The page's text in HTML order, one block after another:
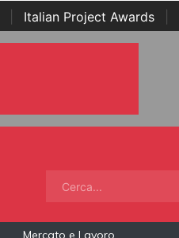
Italian Project Awards
Mercato e Lavoro